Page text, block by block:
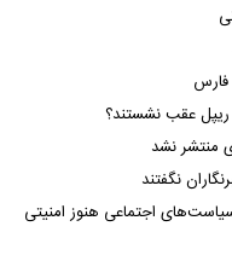
منتشر نشد
نگفتند
سیاست‌های اجتماعی هنوز امنیتی